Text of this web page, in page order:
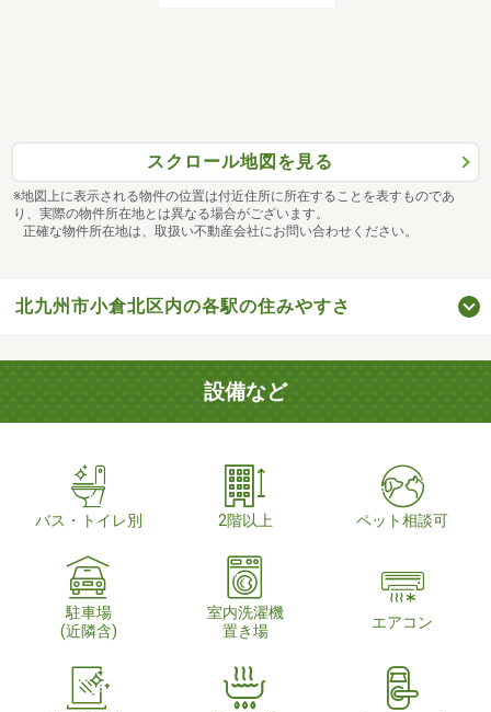
スクロール地図を見る
※地図上に表示される物件の位置は付近住所に所在することを表すものであ
り、実際の物件所在地とは異なる場合がございます。
正確な物件所在地は、取扱い不動産会社にお問い合わせください。
北九州市小倉北区内の各駅の住みやすさ
設備など
バス・トイレ別 2階以上 ペット相談可
駐車場
(近隣含)
室内洗濯機
置き場
エアコン